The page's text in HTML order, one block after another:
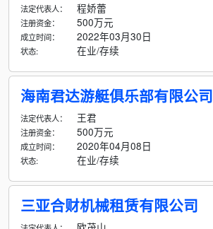
法定代表人： 程娇蕾
注册资金： 500万元
成立时间： 2022年03月30日
状态: 在业/存续
海南君达游艇俱乐部有限公司
法定代表人： 王君
注册资金： 500万元
成立时间： 2020年04月08日
状态: 在业/存续
三亚合财机械租赁有限公司